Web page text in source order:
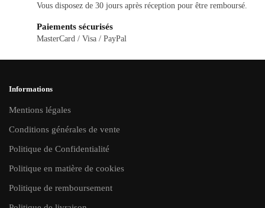
Vous disposez de 30 jours après réception pour être remboursé.
Paiements sécurisés
MasterCard / Visa / PayPal
Informations
Mentions légales
Conditions générales de vente
Politique de Confidentialité
Politique en matière de cookies
Politique de remboursement